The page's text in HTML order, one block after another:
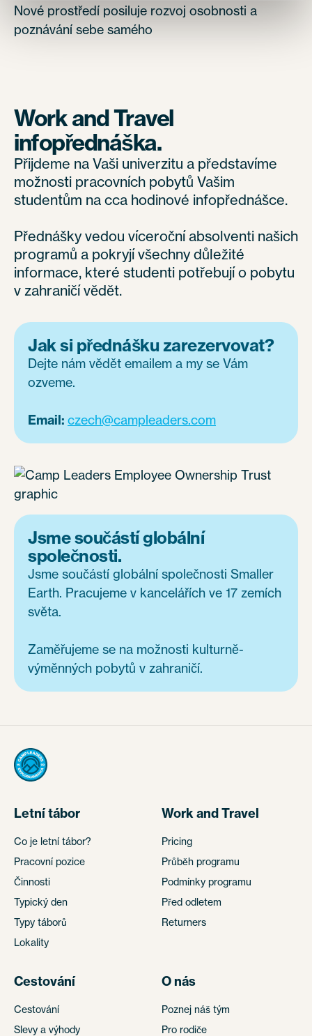
Nové prostředí posiluje rozvoj osobnosti a
poznávání sebe samého
Work and Travel
infopřednáška.
Přijdeme na Vaši univerzitu a představíme
možnosti pracovních pobytů Vašim
studentům na cca hodinové infopřednášce.
Přednášky vedou víceroční absolventi našich
programů a pokryjí všechny důležité
informace, které studenti potřebují o pobytu
v zahraničí vědět.
Jak si přednášku zarezervovat?
Dejte nám vědět emailem a my se Vám
ozveme.
Email: czech@campleaders.com
Jsme součástí globální
společnosti.
Jsme součástí globální společnosti Smaller
Earth. Pracujeme v kancelářích ve 17 zemích
světa.
Zaměřujeme se na možnosti kulturně-
výměnných pobytů v zahraničí.
Letní tábor
Co je letní tábor?
Pracovní pozice
Činnosti
Typický den
Typy táborů
Lokality
Work and Travel
Pricing
Průběh programu
Podmínky programu
Před odletem
Returners
Cestování
Cestování
Slevy a výhody
O nás
Poznej náš tým
Pro rodiče